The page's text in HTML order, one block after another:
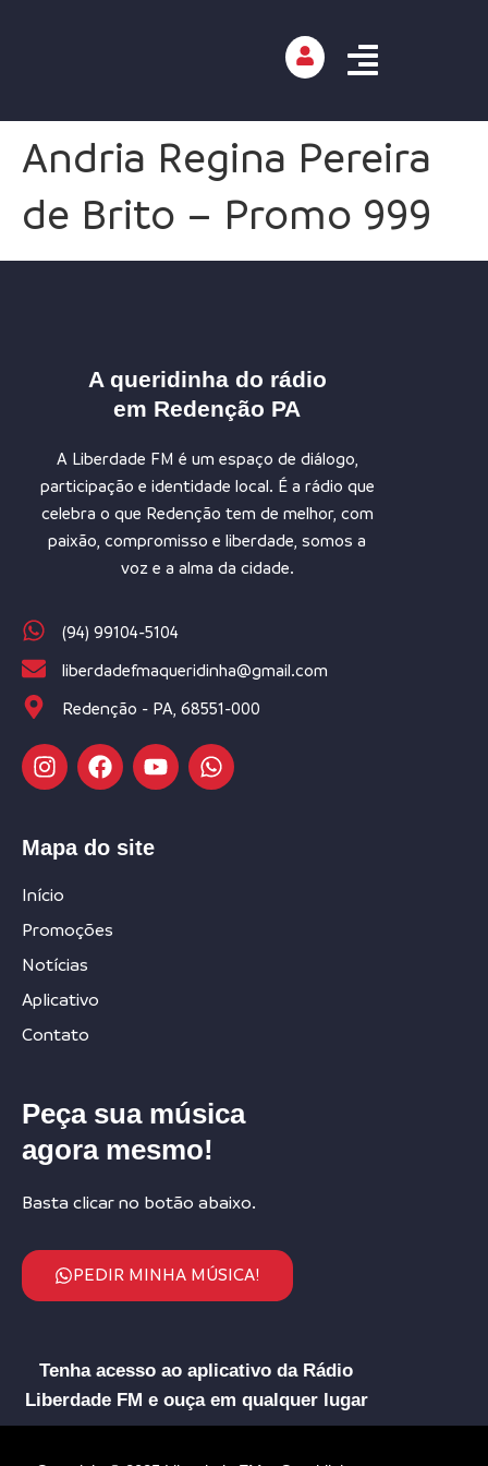
Andria Regina Pereira
de Brito – Promo 999
A queridinha do rádio
em Redenção PA
A Liberdade FM é um espaço de diálogo,
participação e identidade local. É a rádio que
celebra o que Redenção tem de melhor, com
paixão, compromisso e liberdade, somos a
voz e a alma da cidade.
(94) 99104-5104
liberdadefmaqueridinha@gmail.com
Redenção - PA, 68551-000
Mapa do site
Início
Promoções
Notícias
Aplicativo
Contato
Peça sua música
agora mesmo!
Basta clicar no botão abaixo.
PEDIR MINHA MÚSICA!
Tenha acesso ao aplicativo da Rádio
Liberdade FM e ouça em qualquer lugar